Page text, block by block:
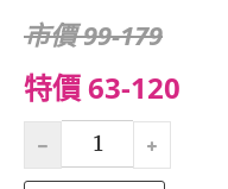
市價 99-179
特價 63-120